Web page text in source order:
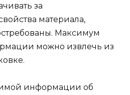
за
материала,
Максимум
можно извлечь из
информации об